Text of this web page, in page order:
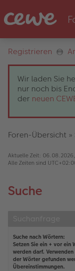
Registrieren
Wir laden Sie
nur noch bis
der neuen
Foren-Übersicht »
Aktuelle Zeit:
Alle Zeiten sind
Suche
Suche nach Wörtern:
Setzen Sie ein + vor ein
werden darf.
der Wörter gefunden
Übereinstimmungen.